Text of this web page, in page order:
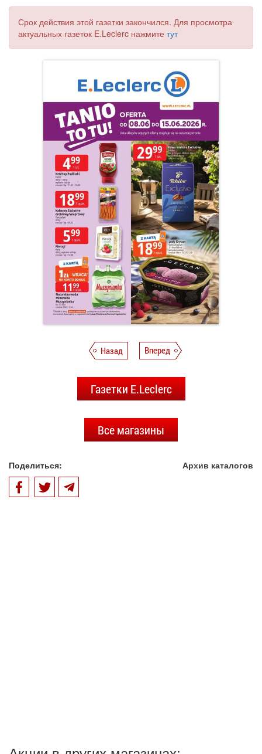
Срок действия этой газетки закончился. Для просмотра
актуальных газеток E.Leclerc нажмите тут
Назад Вперед
Газетки E.Leclerc
Все магазины
Поделиться: Архив каталогов